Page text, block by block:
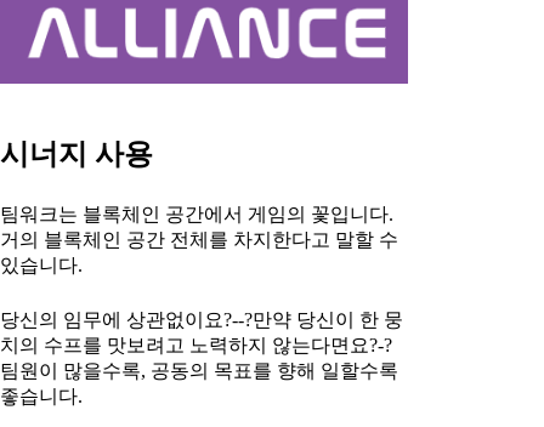
시너지 사용
팀워크는 블록체인 공간에서 게임의 꽃입니다.
거의 블록체인 공간 전체를 차지한다고 말할 수
있습니다.
당신의 임무에 상관없이요?--?만약 당신이 한 뭉
치의 수프를 맛보려고 노력하지 않는다면요?-?
팀원이 많을수록, 공동의 목표를 향해 일할수록
좋습니다.